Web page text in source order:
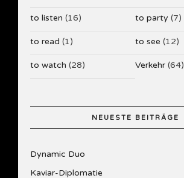
to listen (16) to party (7)
to read (1) to see (12)
to watch (28) Verkehr (64)
NEUESTE BEITRÄGE
Dynamic Duo
Kaviar-Diplomatie